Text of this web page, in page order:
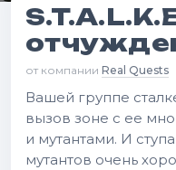
от компании Real Quests
Вашей группе
вызов зоне с ее
и мутантами. И
мутантов очень